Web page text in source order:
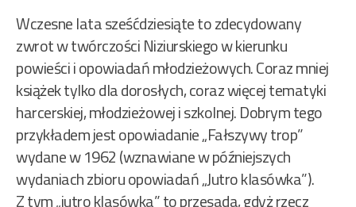
Wczesne lata sześćdziesiąte to zdecydowany
zwrot w twórczości Niziurskiego w kierunku
powieści i opowiadań młodzieżowych. Coraz mniej
książek tylko dla dorosłych, coraz więcej tematyki
harcerskiej, młodzieżowej i szkolnej. Dobrym tego
przykładem jest opowiadanie „Fałszywy trop”
wydane w 1962 (wznawiane w późniejszych
wydaniach zbioru opowiadań „Jutro klasówka”).
Z tym „jutro klasówka” to przesada, gdyż rzecz